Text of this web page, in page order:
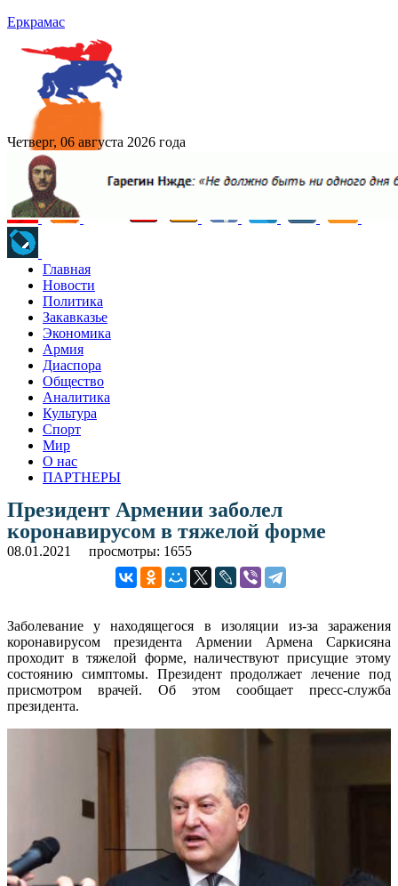
Еркрамас
Четверг, 06 августа 2026 года
Главная
Новости
Политика
Закавказье
Экономика
Армия
Диаспора
Общество
Аналитика
Культура
Спорт
Мир
О нас
ПАРТНЕРЫ
Президент Армении заболел
коронавирусом в тяжелой форме
08.01.2021 просмотры: 1655
Заболевание у находящегося в изоляции из-за заражения
коронавирусом президента Армении Армена Саркисяна
проходит в тяжелой форме, наличествуют присущие этому
состоянию симптомы. Президент продолжает лечение под
присмотром врачей. Об этом сообщает пресс-служба
президента.